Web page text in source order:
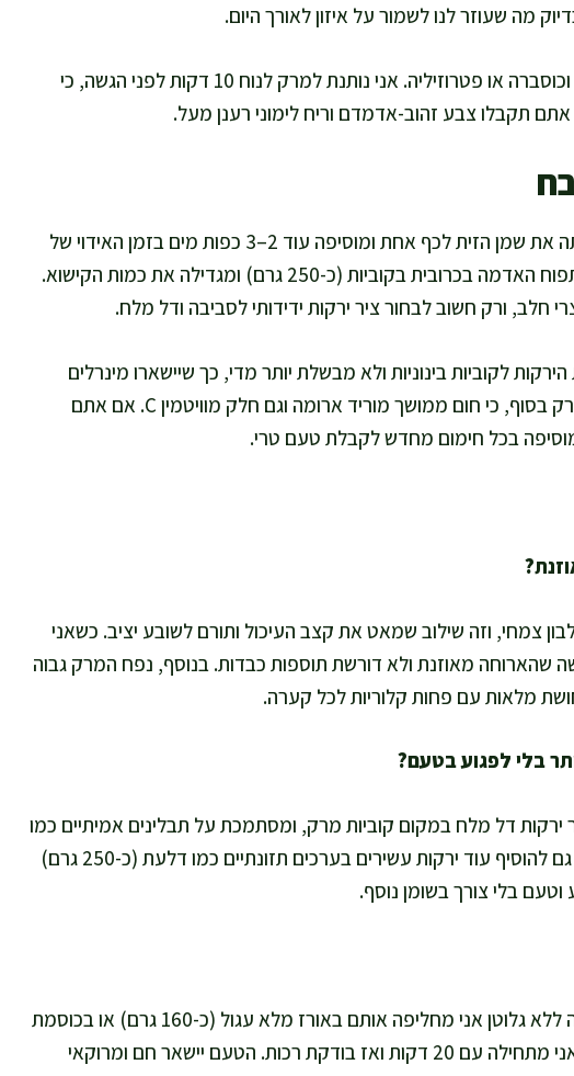
מה שעוזר לנו לשמור על איזון לאורך היום.
אני מכבה את האש ומוסיפה מיץ לימון וכוסברה או פטרוזיליה. אני נותנת למרק לנוח 10 דקות לפני הגשה, כי
תקבלו צבע זהוב-אדמדם וריח לימוני רענן מעל.
אם אתם רוצים גרסה דל שומן יותר, אני מפחיתה את שמן הזית לכף אחת ומוסיפה עוד 2–3 כפות מים בזמן האידוי של
הבצל. לגרסה דל פחמימות, אני מחליפה את תפוח האדמה בכרובית בקוביות (כ-250 גרם) ומגדילה את כמות הקישוא.
חלב, ורק חשוב לבחור ציר ירקות ידידותי לסביבה ודל מלח.
לקוביות בינוניות ולא מבשלת יותר מדי, כך שיישארו מינרלים
ומרקם נעים. אני מוסיפה את הלימון והעשבים רק בסוף, כי חום ממושך מוריד ארומה וגם חלק מוויטמין C. אם אתם
בכל חימום מחדש לקבלת טעם טרי.
צמחי, וזה שילוב שמאט את קצב העיכול ותורם לשובע יציב. כשאני
שהארוחה מאוזנת ולא דורשת תוספות כבדות. בנוסף, נפח המרק גבוה
מלאות עם פחות קלוריות לכל קערה.
דל מלח במקום קוביות מרק, ומסתמכת על תבלינים אמיתיים כמו
כמון, כורכום ופפריקה כדי לקבל עומק. אפשר גם להוסיף עוד ירקות עשירים בערכים תזונתיים כמו דלעת (כ-250 גרם)
גריסים הם שעורה ולכן מכילים גלוטן, אז לגרסה ללא גלוטן אני מחליפה אותם באורז מלא עגול (כ-160 גרם) או בכוסמת
ירוקה (כ-170 גרם). זמן הבישול משתנה, ולכן אני מתחילה עם 20 דקות ואז בודקת רכות. הטעם יישאר חם ומרוקאי